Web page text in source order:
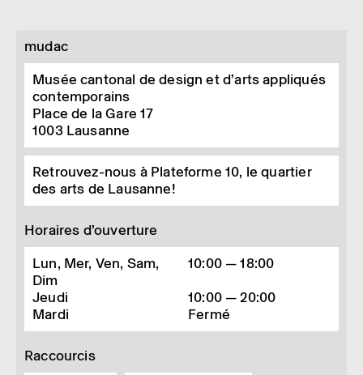
mudac
Musée cantonal de design et d’arts appliqués
contemporains
Place de la Gare 17
1003 Lausanne
Retrouvez-nous à Plateforme 10, le quartier
des arts de Lausanne!
Horaires d’ouverture
Lun, Mer, Ven, Sam,
Dim
10:00 — 18:00
Jeudi
10:00 — 20:00
Mardi
Fermé
Raccourcis